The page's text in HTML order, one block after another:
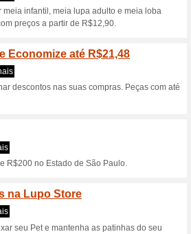
18 ofertas
Votação:
de cupons